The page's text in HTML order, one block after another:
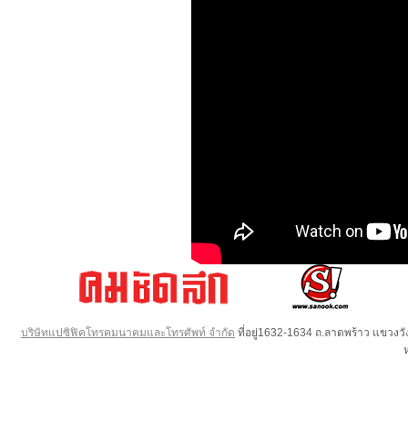
บริษัทแปซิฟิคโทรคมนาคมและโทรศัพท์ จำกัด ที่อยู่1632-1634 ถ.ลาดพร้าว แขวง